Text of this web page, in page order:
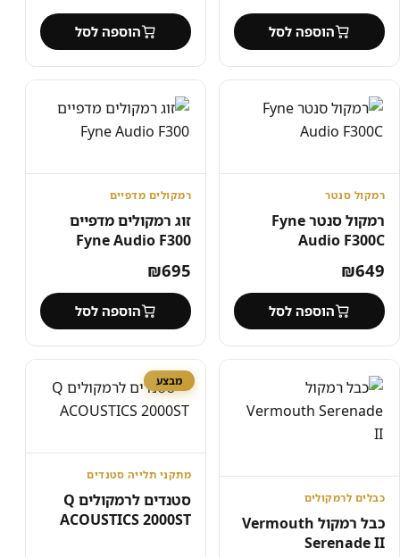
המקורי
היה:
₪773.
הנוכחי
הוא:
₪335.
הוספה לסל הוספה לסל
רמקול סנטר
רמקול סנטר Fyne
Audio F300C
₪649
הוספה לסל
רמקולים מדפיים
זוג רמקולים מדפיים
Fyne Audio F300
₪695
הוספה לסל
כבלים לרמקולים
כבל רמקול Vermouth
Serenade II
מבצע
מתקני תלייה ‏סטנדים
סטנדים לרמקולים Q
ACOUSTICS 2000ST